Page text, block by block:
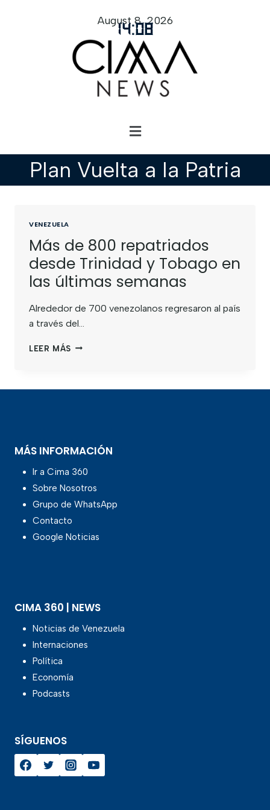
14:08
August 8, 2026
Plan Vuelta a la Patria
VENEZUELA
Más de 800 repatriados
desde Trinidad y Tobago en
las últimas semanas
Alrededor de 700 venezolanos regresaron al país
a través del…
LEER MÁS
MÁS INFORMACIÓN
Ir a Cima 360
Sobre Nosotros
Grupo de WhatsApp
Contacto
Google Noticias
CIMA 360 | NEWS
Noticias de Venezuela
Internaciones
Política
Economía
Podcasts
SÍGUENOS